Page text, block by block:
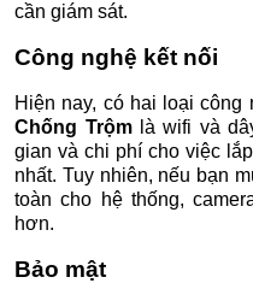
cần giám sát.
Công nghệ kết nối
Hiện nay, có hai loại công
Chống Trộmlà wifi và
gian và chi phí cho việc
nhất. Tuy nhiên, nếu bạn
toàn cho hệ thống,
hơn.
Bảo mật